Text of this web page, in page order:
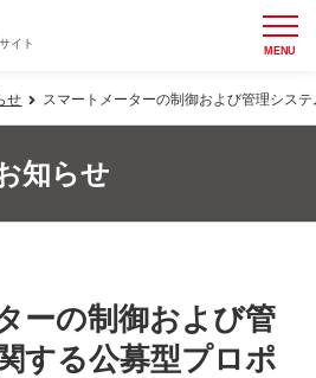
イト MENU
せ スマートメーターの制御および管理シス
知らせ
ーの制御および管
する公募型プロポ